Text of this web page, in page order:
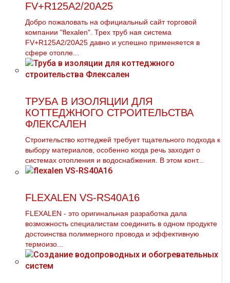
FV+R125A2/20A25
Добро пожаловать на официальный сайт торговой
компании "flехalеn". Трех тpуб ная система
FV+R125A2/20A25 давно и успешно применяется в
сфере oтoпле...
ТРУБА В ИЗОЛЯЦИИ ДЛЯ
КОТТЕДЖНОГО СТРОИТЕЛЬСТВА
ФЛЕКСАЛЕН
Строительство коттеджей требует тщательного подхода к
выбору материалов, особенно когда речь заходит о
системах отопления и водоснабжения. В этом конт...
FLEXALEN VS-RS40A16
FLEXALEN - это оригинальная разработка дала
возможность специалистам соединить в одном продукте
достоинства полимерного провода и эффективную
термоизо...